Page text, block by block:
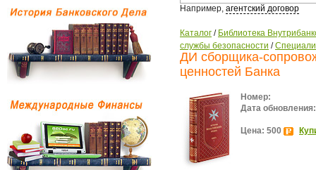
Например, агентский договор
Каталог / Библиотека
службы безопасности /
ДИ сборщика-
ценностей Банка
Номер:
Дата обновления:
Цена: 500